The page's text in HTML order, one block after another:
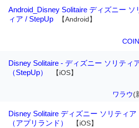
Android_Disney Solitaire ディズニー ソ
ィア / StepUp
【Android】
Disney Solitaire - ディズニー ソリティ
（StepUp）
【iOS】
ワラウ(
Disney Solitaire ディズニー ソリティア
（アプリランド）
【iOS】